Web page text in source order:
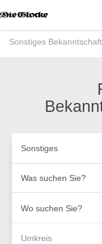
Modus
aktivieren
zurSonstiges
Sonstiges
suchen
Sie?
suchen
Umkreis